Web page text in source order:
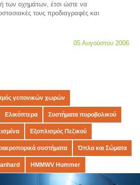
των οχημάτων, έτσι ώστε να
τους προδιαγραφές και
05 Αυγούστου 2006
γειτονικών χωρών
Ελικόπτερα Συστήματα πυροβολικού
Εξοπλισμός Πεζικού
συστήματα Όπλα και Σώματα
HMMWV Hummer